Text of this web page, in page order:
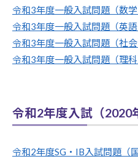
令和3年度一般入試問題（数学
令和3年度一般入試問題（英語
令和3年度一般入試問題（社会
令和3年度一般入試問題（理科
令和2年度入試（2020
令和2年度SG・IB入試問題（国